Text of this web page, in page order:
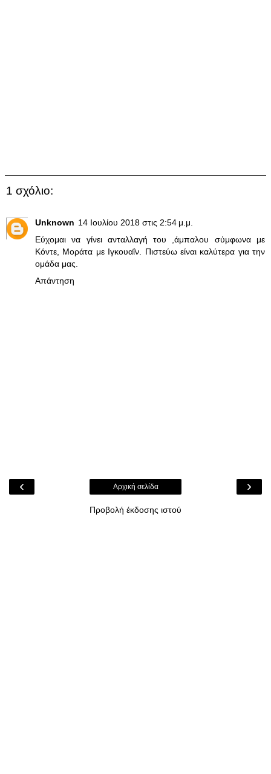
1 σχόλιο:
Unknown 14 Ιουλίου 2018 στις 2:54 μ.μ.
Εύχομαι να γίνει ανταλλαγή του ,άμπαλου σύμφωνα με
Κόντε, Μοράτα με Ιγκουαΐν. Πιστεύω είναι καλύτερα για την
ομάδα μας.
Απάντηση
‹ ›
Αρχική σελίδα
Προβολή έκδοσης ιστού